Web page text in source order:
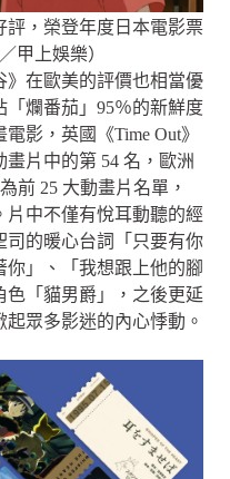
評，榮登年度日本電影票
甲上娛樂）
》在歐美的評價也相當優
爛番茄」95％的新鮮度
影，英國《Time Out》
片中的第 54 名，歐洲
前 25 大動畫片名單，
片中不僅有悅耳動聽的經
司的暖心台詞「只要有你
」、「我想跟上他的腳
色「貓男爵」，之後更延
眾多影迷的內心悸動。